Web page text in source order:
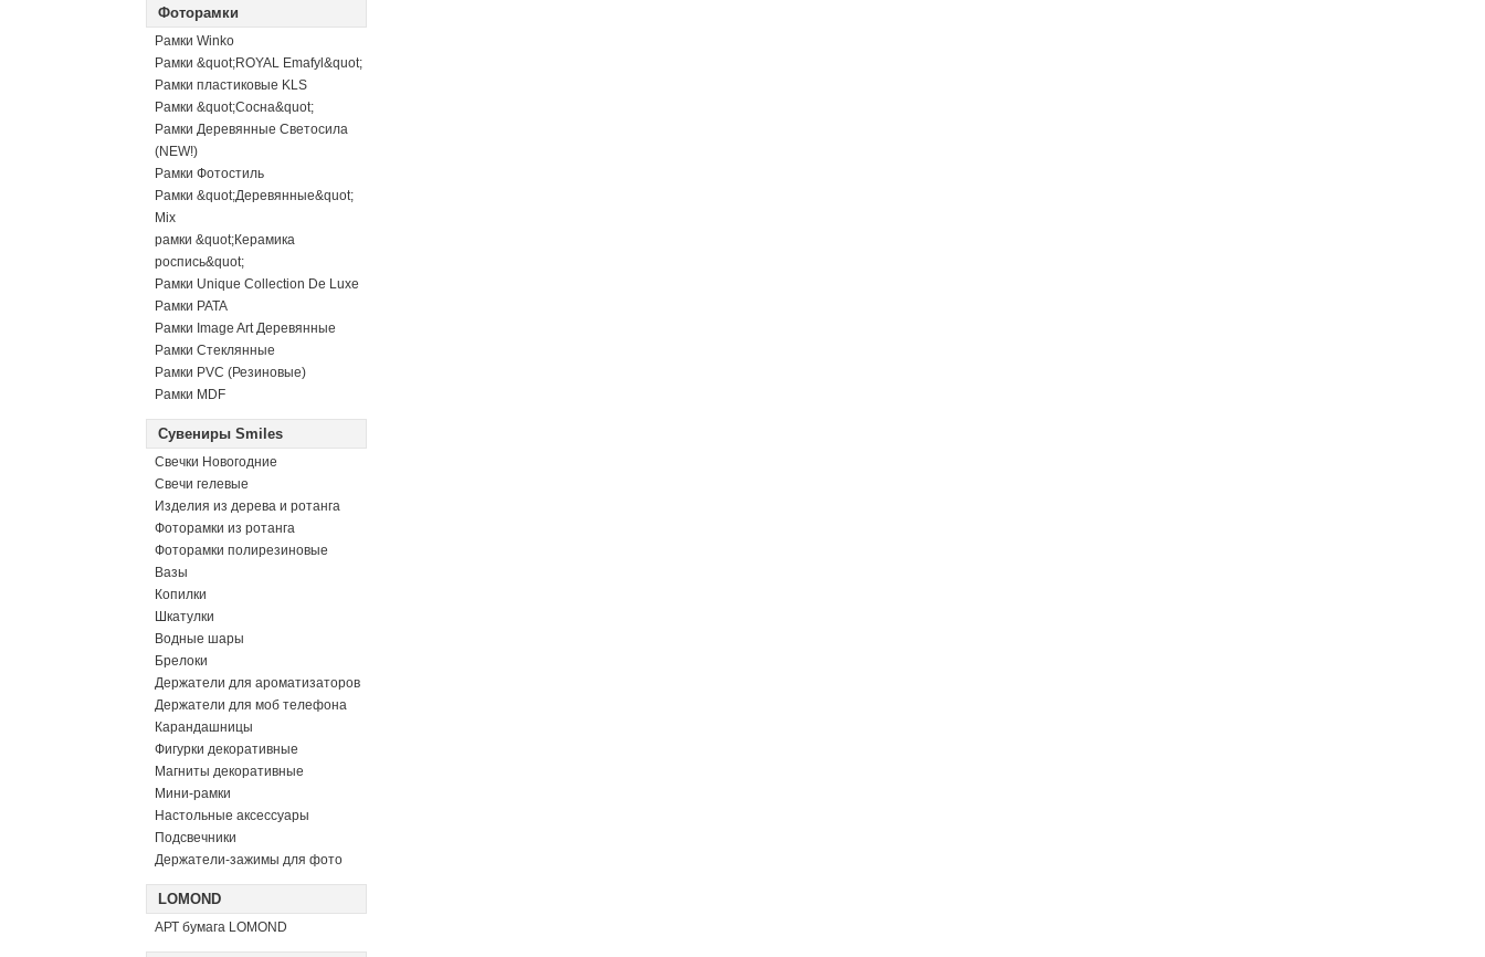
Фоторамки
Рамки Winko
Рамки &quot;ROYAL Emafyl&quot;
Рамки пластиковые KLS
Рамки &quot;Сосна&quot;
Рамки Деревянные Светосила
(NEW!)
Рамки Фотостиль
Рамки &quot;Деревянные&quot;
Mix
рамки &quot;Керамика
роспись&quot;
Рамки Unique Collection De Luxe
Рамки PATA
Рамки Image Art Деревянные
Рамки Стеклянные
Рамки PVC (Резиновые)
Рамки MDF
Сувениры Smiles
Свечки Новогодние
Свечи гелевые
Изделия из дерева и ротанга
Фоторамки из ротанга
Фоторамки полирезиновые
Вазы
Копилки
Шкатулки
Водные шары
Брелоки
Держатели для ароматизаторов
Держатели для моб телефона
Карандашницы
Фигурки декоративные
Магниты декоративные
Мини-рамки
Настольные аксессуары
Подсвечники
Держатели-зажимы для фото
LOMOND
АРТ бумага LOMOND